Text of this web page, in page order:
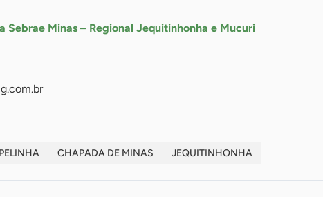
Sebrae Minas – Regional Jequitinhonha e Mucuri
CHAPADA DE MINAS JEQUITINHONHA